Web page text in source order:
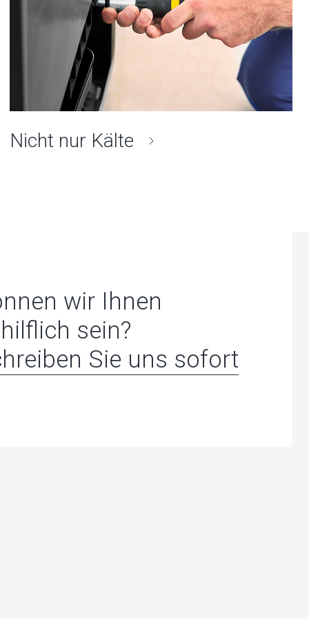
Nicht nur Kälte
wir Ihnen
sein?
Sie uns sofort